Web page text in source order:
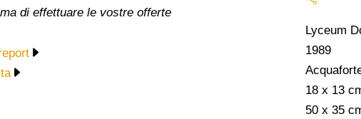
di effettuare le vostre offerte
Lyceum
1989
18 x 13
50 x 35